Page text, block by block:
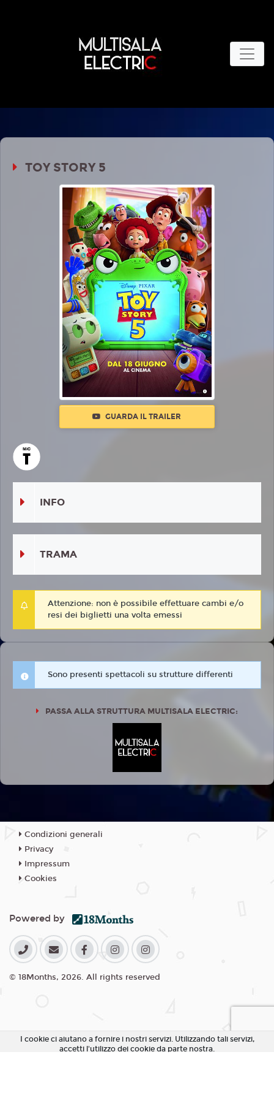
TOY STORY 5
GUARDA IL TRAILER
INFO
TRAMA
Attenzione: non è possibile effettuare cambi e/o
resi dei biglietti una volta emessi
Sono presenti spettacoli su strutture differenti
PASSA ALLA STRUTTURA MULTISALA ELECTRIC:
Condizioni generali
Privacy
Impressum
Cookies
Powered by
© 18Months, 2026. All rights reserved
I cookie ci aiutano a fornire i nostri servizi. Utilizzando tali servizi,
accetti l'utilizzo dei cookie da parte nostra.